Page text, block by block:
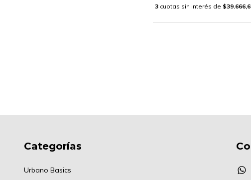
3 cuotas sin interés de
Categorías
Urbano Basics